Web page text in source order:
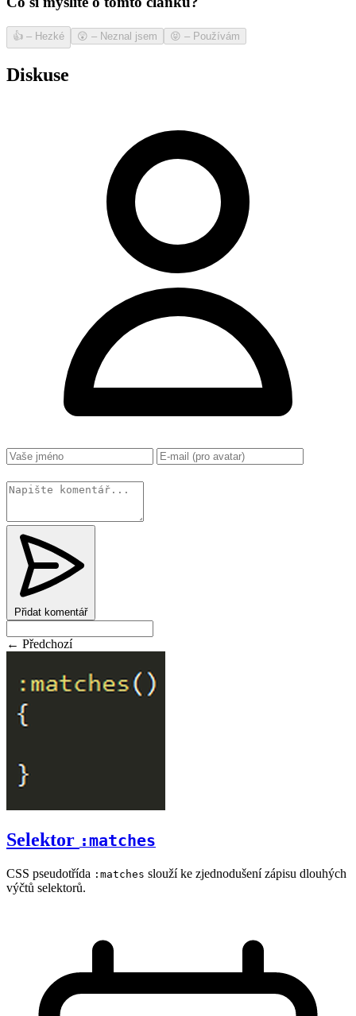
👍 – Hezké 😲 – Neznal jsem 😝 – Používám
Diskuse
Přidat komentář
← Předchozí
Selektor :matches
CSS pseudotřída :matches slouží ke zjednodušení zápisu dlouhých
výčtů selektorů.